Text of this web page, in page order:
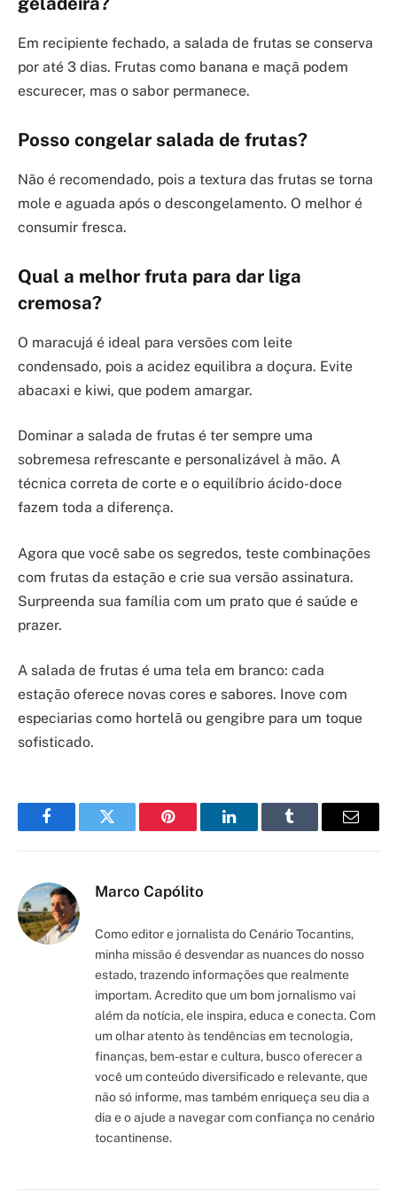
Em recipiente fechado, a salada de frutas se conserva
por até 3 dias. Frutas como banana e maçã podem
escurecer, mas o sabor permanece.
Posso congelar salada de frutas?
Não é recomendado, pois a textura das frutas se torna
mole e aguada após o descongelamento. O melhor é
consumir fresca.
Qual a melhor fruta para dar liga
cremosa?
O maracujá é ideal para versões com leite
condensado, pois a acidez equilibra a doçura. Evite
abacaxi e kiwi, que podem amargar.
Dominar a salada de frutas é ter sempre uma
sobremesa refrescante e personalizável à mão. A
técnica correta de corte e o equilíbrio ácido-doce
fazem toda a diferença.
Agora que você sabe os segredos, teste combinações
com frutas da estação e crie sua versão assinatura.
Surpreenda sua família com um prato que é saúde e
prazer.
A salada de frutas é uma tela em branco: cada
estação oferece novas cores e sabores. Inove com
especiarias como hortelã ou gengibre para um toque
sofisticado.
FacebookTwitter Pinterest LinkedInTumblr Email
Marco Capólito
Como editor e jornalista do Cenário Tocantins,
minha missão é desvendar as nuances do nosso
estado, trazendo informações que realmente
importam. Acredito que um bom jornalismo vai
além da notícia, ele inspira, educa e conecta. Com
um olhar atento às tendências em tecnologia,
finanças, bem-estar e cultura, busco oferecer a
você um conteúdo diversificado e relevante, que
não só informe, mas também enriqueça seu dia a
dia e o ajude a navegar com confiança no cenário
tocantinense.